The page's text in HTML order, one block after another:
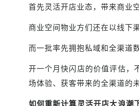
首先灵活开店业态，带来商业
商业空间物业方们还在以线下
而一批率先拥抱私域和全渠道
开一个月快闪店的价值评估，
场体验、获客带来的全渠道的
如何重新计算灵活开店大浪潮